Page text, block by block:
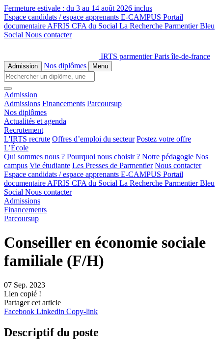
Fermeture estivale : du 3 au 14 août 2026 inclus
Espace candidats / espace apprenants E-CAMPUS Portail
documentaire AFRIS CFA du Social La Recherche Parmentier Bleu
Social Nous contacter
IRTS parmentier Paris île-de-france
Admission Nos diplômes Menu
Admission
Admissions Financements Parcoursup
Nos diplômes
Actualités et agenda
Recrutement
L'IRTS recrute Offres d’emploi du secteur Postez votre offre
L’École
Qui sommes nous ? Pourquoi nous choisir ? Notre pédagogie Nos
campus Vie étudiante Les Presses de Parmentier Nous contacter
Espace candidats / espace apprenants E-CAMPUS Portail
documentaire AFRIS CFA du Social La Recherche Parmentier Bleu
Social Nous contacter
Admissions
Financements
Parcoursup
Conseiller en économie sociale
familiale (F/H)
07 Sep. 2023
Lien copié !
Partager cet article
Facebook Linkedin Copy-link
Descriptif du poste